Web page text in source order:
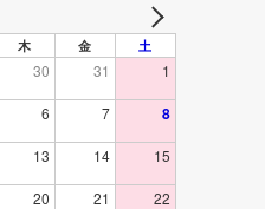
木 金 土
30 31 1
6 7 8
13 14 15
20 21 22